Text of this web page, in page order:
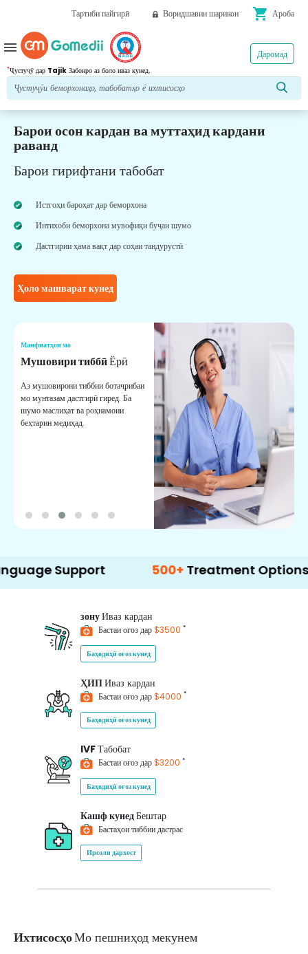
Тартиби пайгирӣ Воридшавии шарикон shopping_cart Ароба
*Ҷустуҷӯ дар Tajik Забонро аз боло иваз кунед.
Даромад
menu
Барои осон кардан ва муттаҳид кардани
раванд
Барои гирифтани табобат
Истгоҳи бароҳат дар беморхона
Интихоби беморхона мувофиқи буҷаи шумо
Дастгирии ҳама вақт дар соҳаи тандурустӣ
Ҳоло машварат кунед
Манфиатҳои мо
Мушовири тиббӣЁрӣ
Аз мушовирони тиббии ботаҷрибаи
мо мунтазам дастгирӣ гиред. Ба
шумо маслиҳат ва роҳнамоии
беҳтарин медиҳад.
500+ Treatment Options
зонуИваз кардан
Бастаи оғоз дар$3500 *
Баҳодиҳӣ оғоз кунед
ҲИПИваз кардан
Бастаи оғоз дар$4000 *
Баҳодиҳӣ оғоз кунед
IVFТабобат
Бастаи оғоз дар$3200 *
Баҳодиҳӣ оғоз кунед
Кашф кунедБештар
Бастаҳои тиббии дастрас
Ирсоли дархост
ИхтисосҳоМо пешниҳод мекунем